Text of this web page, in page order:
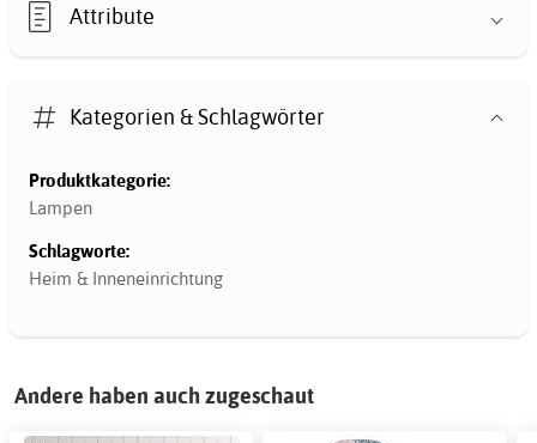
Attribute
Kategorien & Schlagwörter
Produktkategorie:
Lampen
Schlagworte:
Heim & Inneneinrichtung
Andere haben auch zugeschaut